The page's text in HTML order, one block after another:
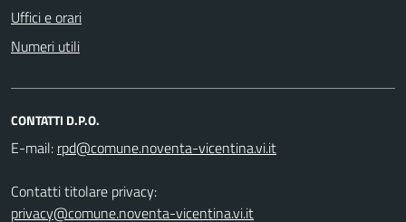
Uffici e orari
Numeri utili
CONTATTI D.P.O.
E-mail:
Contatti titolare privacy:
privacy@comune.noventa-vicentina.vi.it